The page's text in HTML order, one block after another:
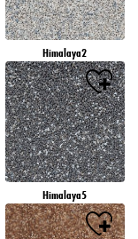
Himalaya2
Himalaya5